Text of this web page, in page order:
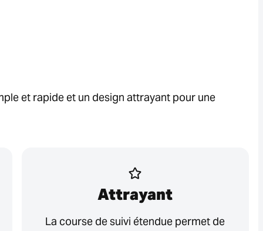
et rapide et un design attrayant pour une
Attrayant
La course de suivi étendue permet de